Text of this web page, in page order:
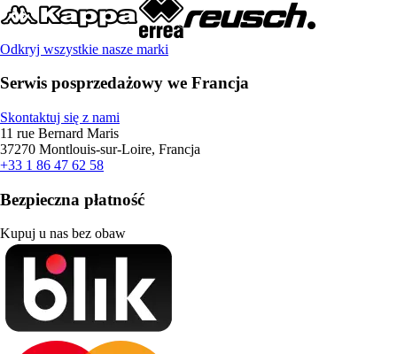
Odkryj wszystkie nasze marki
Serwis posprzedażowy we Francja
Skontaktuj się z nami
11 rue Bernard Maris
37270 Montlouis-sur-Loire, Francja
+33 1 86 47 62 58
Bezpieczna płatność
Kupuj u nas bez obaw